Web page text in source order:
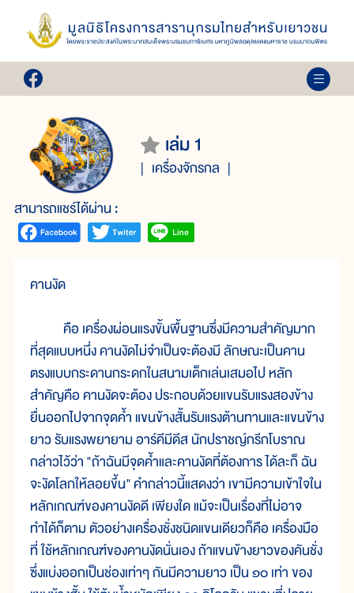
เล่ม 1
เครื่องจักรกล
สามารถแชร์ได้ผ่าน :
คานงัด
คือ เครื่องผ่อนแรงขั้นพื้นฐานซึ่งมีความสำคัญมาก
ที่สุดแบบหนึ่ง คานงัดไม่จำเป็นจะต้องมี ลักษณะเป็นคาน
ตรงแบบกระดานกระดกในสนามเด็กเล่นเสมอไป หลัก
สำคัญคือ คานงัดจะต้อง ประกอบด้วยแขนรับแรงสองข้าง
ยื่นออกไปจากจุดค้ำ แขนข้างสั้นรับแรงต้านทานและแขนข้าง
ยาว รับแรงพยายาม อาร์คีมีดีส นักปราชญ์กรีกโบราณ
กล่าวไว้ว่า "ถ้าฉันมีจุดค้ำและคานงัดที่ต้องการ ได้ละก็ ฉัน
จะงัดโลกให้ลอยขึ้น" คำกล่าวนี้แสดงว่า เขามีความเข้าใจใน
หลักเกณฑ์ของคานงัดดี เพียงใด แม้จะเป็นเรื่องที่ไม่อาจ
ทำได้ก็ตาม ตัวอย่างเครื่องชั่งชนิดแขนเดียวก็คือ เครื่องมือ
ที่ ใช้หลักเกณฑ์ของคานงัดนั่นเอง ถ้าแขนข้างยาวของคันชั่ง
ซึ่งแบ่งออกเป็นช่องเท่าๆ กันมีความยาว เป็น ๑๐ เท่า ของ